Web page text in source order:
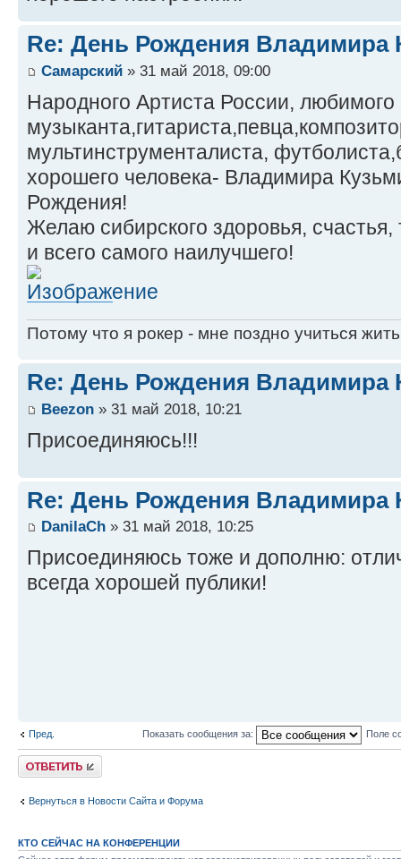
Re: День Рождения Владимира
Самарский » 31 май 2018, 09:00
Народного Артиста России, любимого
мультинструменталиста,
хорошего человека- Владимира
Рождения!
Желаю сибирского здоровья, счастья,
и всего самого наилучшего!
Потому что я рокер - мне поздно учиться
Re: День Рождения Владимира
Beezon » 31 май 2018, 10:21
Присоединяюсь!!!
Re: День Рождения Владимира
DanilaCh » 31 май 2018, 10:25
Присоединяюсь тоже и дополню:
всегда хорошей публики!
Пред. Показать сообщения за: Поле
Ответить
Вернуться в Новости Сайта и Форума
КТО СЕЙЧАС НА КОНФЕРЕНЦИИ